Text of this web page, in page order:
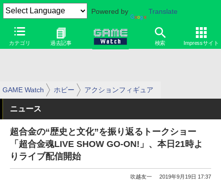
Powered by Translate
カテゴリ 過去記事 検索 Impressサイト
GAME Watch ホビー アクションフィギュア
ニュース
超合金の“歴史と文化”を振り返るトークショー
「超合金魂LIVE SHOW GO-ON!」、本日21時よ
りライブ配信開始
吹越友一 2019年9月19日 17:37